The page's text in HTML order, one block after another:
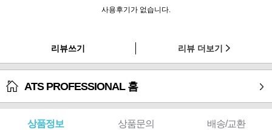
사용후기가 없습니다.
리뷰쓰기 리뷰 더보기
ATS PROFESSIONAL 홈
상품정보 상품문의 배송/교환